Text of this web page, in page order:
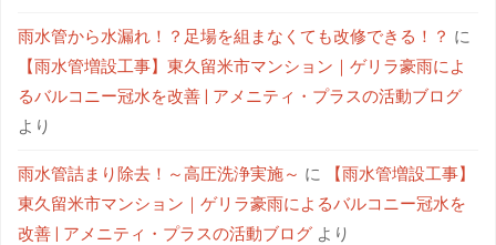
雨水管から水漏れ！？足場を組まなくても改修できる！？ に
【雨水管増設工事】東久留米市マンション｜ゲリラ豪雨によ
るバルコニー冠水を改善 | アメニティ・プラスの活動ブログ
より
雨水管詰まり除去！～高圧洗浄実施～ に
【雨水管増設工事】
東久留米市マンション｜ゲリラ豪雨によるバルコニー冠水を
改善 | アメニティ・プラスの活動ブログ より